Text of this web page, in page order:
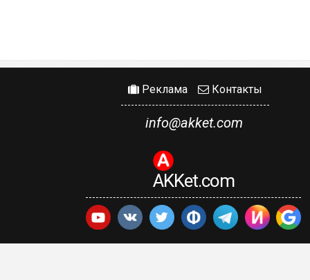
Реклама Контакты
info@akket.com
AKKet.com